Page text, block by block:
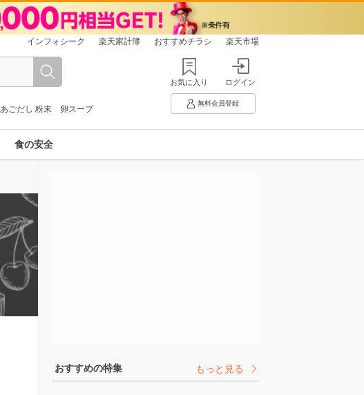
インフォシーク 楽天家計簿 おすすめチラシ 楽天市場
あごだし 粉末 卵スープ
お気に入り ログイン
無料会員登録
食の安全
おすすめの特集 もっと見る